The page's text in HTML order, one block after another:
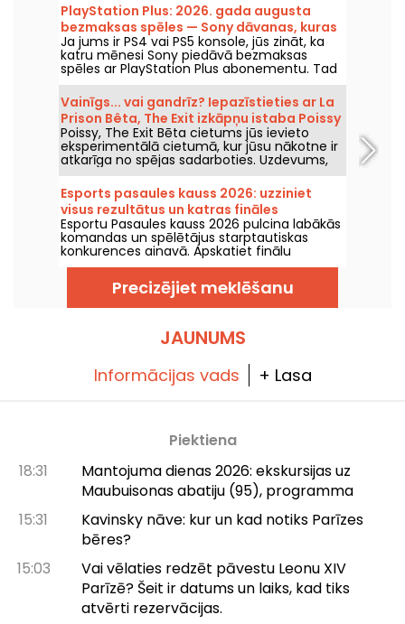
PlayStation Plus: 2026. gada augusta
bezmaksas spēles — Sony dāvanas, kuras
noteikti nevajag palaist garām
Ja jums ir PS4 vai PS5 konsole, jūs zināt, ka
katru mēnesi Sony piedāvā bezmaksas
spēles ar PlayStation Plus abonementu. Tad
kādas ir augusta 2026. gada bezmaksas
spēles? Iepazīstieties ar šī mēneša izlasi.
Vainīgs... vai gandrīz? Iepazīstieties ar La
Prison Bêta, The Exit izkāpņu istaba Poissy
Poissy, The Exit Bēta cietums jūs ievieto
eksperimentālā cietumā, kur jūsu nākotne ir
atkarīga no spējas sadarboties. Uzdevums,
kas pārveido izbēgšanas motīvu ar oriģinālu
sižetu.
Esports pasaules kauss 2026: uzziniet
visus rezultātus un katras fināles
čempionus
Esportu Pasaules kauss 2026 pulcina labākās
komandas un spēlētājus starptautiskas
konkurences ainavā. Apskatiet finālu
rezultātus, punktu skaitu, katra turnīra
uzvarētājus un nākamo spēļu kalendāru.
Precizējiet meklēšanu
JAUNUMS
Informācijas vads + Lasa
Piektiena
18:31
Mantojuma dienas 2026: ekskursijas uz
Maubuisonas abatiju (95), programma
15:31
Kavinsky nāve: kur un kad notiks Parīzes
bēres?
15:03
Vai vēlaties redzēt pāvestu Leonu XIV
Parīzē? Šeit ir datums un laiks, kad tiks
atvērti rezervācijas.